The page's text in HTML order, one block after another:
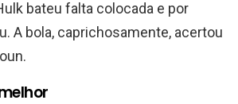
bateu falta colocada e por
A bola, caprichosamente, acertou